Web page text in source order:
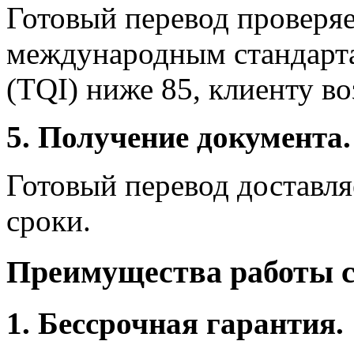
Готовый перевод
международным
(TQI) ниже 85, клиенту
5. Получение документа.
Готовый перевод
сроки.
Преимущества работы
1. Бессрочная гарантия.